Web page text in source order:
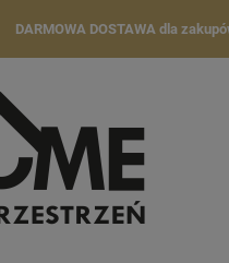
DARMOWA DOSTAWA dla